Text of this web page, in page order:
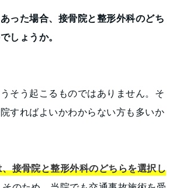
った場合、接骨院と整形外科のどち
しょうか。
うそう起こるものではありません。そ
すればよいかわからない方も多いか
接骨院と整形外科のどちらを選択し